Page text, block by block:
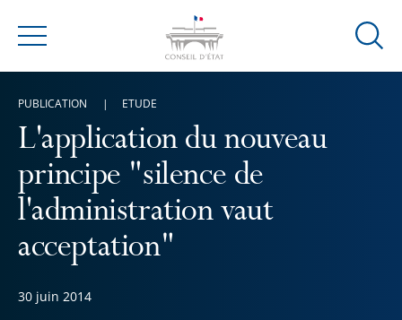
Menu
Ouvrir
L'application du nouveau
principe "silence de
l'administration vaut
acceptation"
30 juin 2014
PUBLICATION ETUDE